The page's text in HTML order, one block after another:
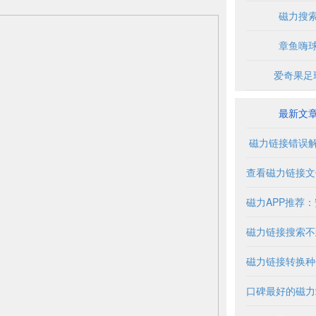
磁力搜
章鱼嗨
爱奇果足
最新文
磁力链接错误